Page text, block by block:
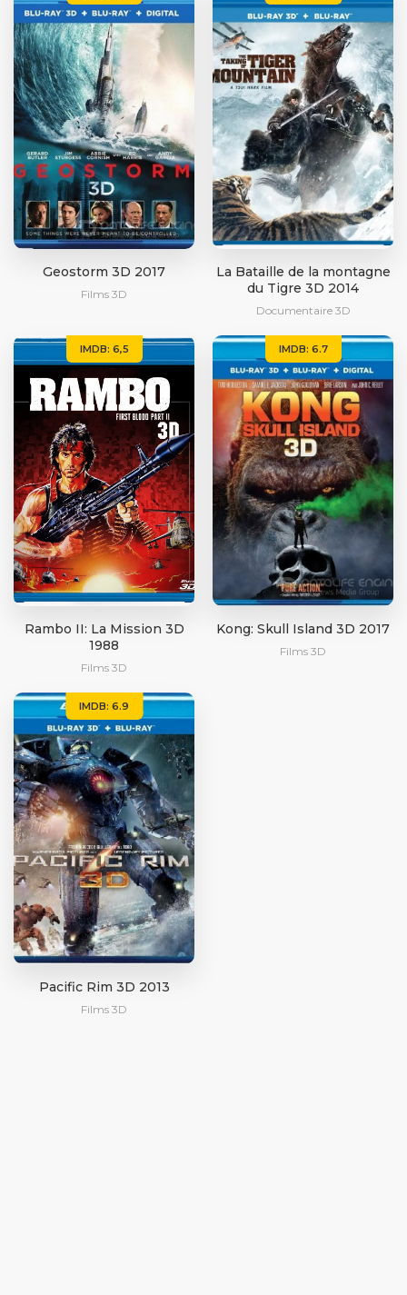
Geostorm 3D 2017
Films 3D
La Bataille de la montagne
du Tigre 3D 2014
Documentaire 3D
IMDB: 6,5
Rambo II: La Mission 3D
1988
Films 3D
IMDB: 6.7
Kong: Skull Island 3D 2017
Films 3D
IMDB: 6.9
Pacific Rim 3D 2013
Films 3D